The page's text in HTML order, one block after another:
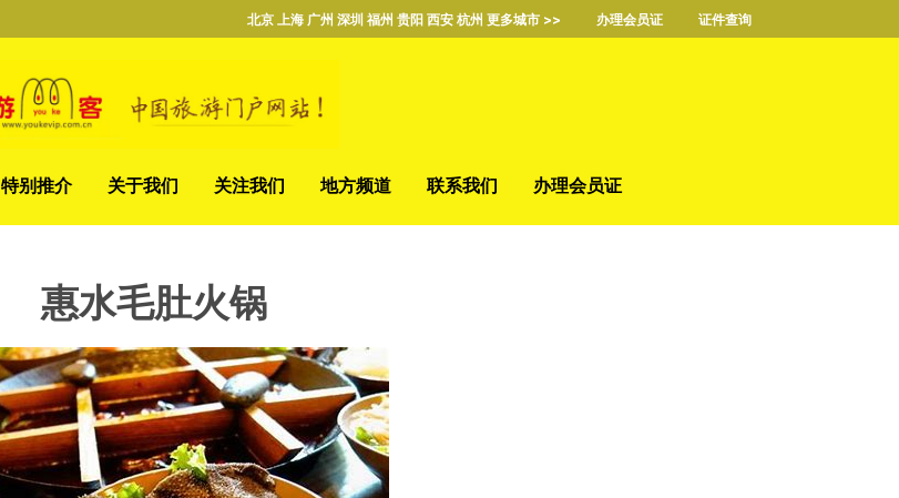
北京 上海 广州 深圳 福州 贵阳 西安 杭州 更多城市 >> 办理会员证 证件查询
特别推介 关于我们 关注我们 地方频道 联系我们 办理会员证
惠水毛肚火锅